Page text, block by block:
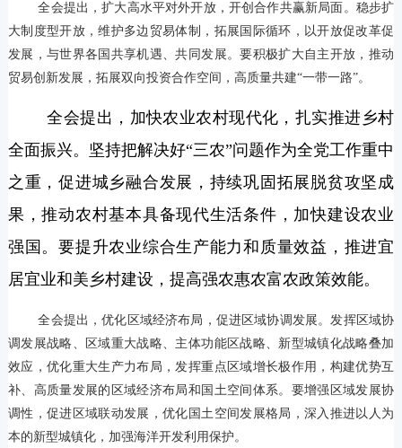
全会提出，扩大高水平对外开放，开创合作共赢新局面。稳步扩
大制度型开放，维护多边贸易体制，拓展国际循环，以开放促改革促
发展，与世界各国共享机遇、共同发展。要积极扩大自主开放，推动
贸易创新发展，拓展双向投资合作空间，高质量共建“一带一路”。
全会提出，加快农业农村现代化，扎实推进乡村
全面振兴。坚持把解决好“三农”问题作为全党工作重中
之重，促进城乡融合发展，持续巩固拓展脱贫攻坚成
果，推动农村基本具备现代生活条件，加快建设农业
强国。要提升农业综合生产能力和质量效益，推进宜
居宜业和美乡村建设，提高强农惠农富农政策效能。
全会提出，优化区域经济布局，促进区域协调发展。发挥区域协
调发展战略、区域重大战略、主体功能区战略、新型城镇化战略叠加
效应，优化重大生产力布局，发挥重点区域增长极作用，构建优势互
补、高质量发展的区域经济布局和国土空间体系。要增强区域发展协
调性，促进区域联动发展，优化国土空间发展格局，深入推进以人为
本的新型城镇化，加强海洋开发利用保护。